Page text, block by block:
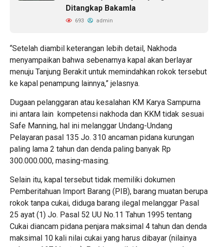
Ditangkap Bakamla
693 admin
“Setelah diambil keterangan lebih detail, Nakhoda
menyampaikan bahwa sebenarnya kapal akan berlayar
menuju Tanjung Berakit untuk memindahkan rokok tersebut
ke kapal penampung lainnya,” jelasnya.
Dugaan pelanggaran atau kesalahan KM Karya Sampurna
ini antara lain kompetensi nakhoda dan KKM tidak sesuai
Safe Manning, hal ini melanggar Undang-Undang
Pelayaran pasal 135 Jo. 310 ancaman pidana kurungan
paling lama 2 tahun dan denda paling banyak Rp
300.000.000, masing-masing.
Selain itu, kapal tersebut tidak memiliki dokumen
Pemberitahuan Import Barang (PIB), barang muatan berupa
rokok tanpa cukai, diduga barang ilegal melanggar Pasal
25 ayat (1) Jo. Pasal 52 UU No.11 Tahun 1995 tentang
Cukai diancam pidana penjara maksimal 4 tahun dan denda
maksimal 10 kali nilai cukai yang harus dibayar (nilainya